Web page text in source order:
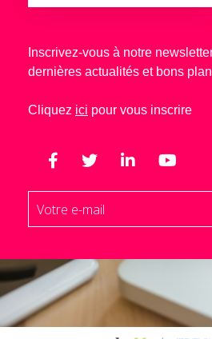
Inscrivez-vous à notre
dernières actualités et bons
Cliquez ici pour vous inscrire